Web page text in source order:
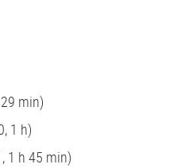
min)
1 h)
1 h 45 min)